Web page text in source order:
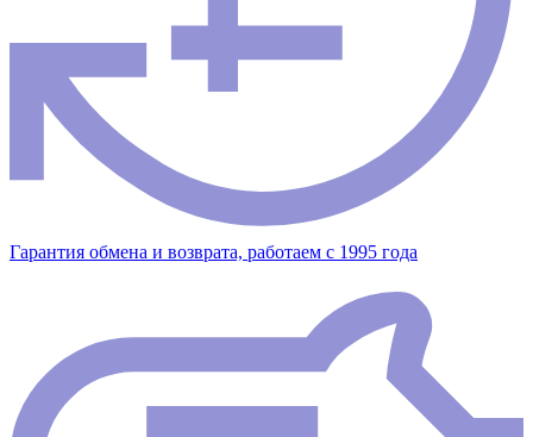
Гарантия обмена и возврата, работаем с 1995 года